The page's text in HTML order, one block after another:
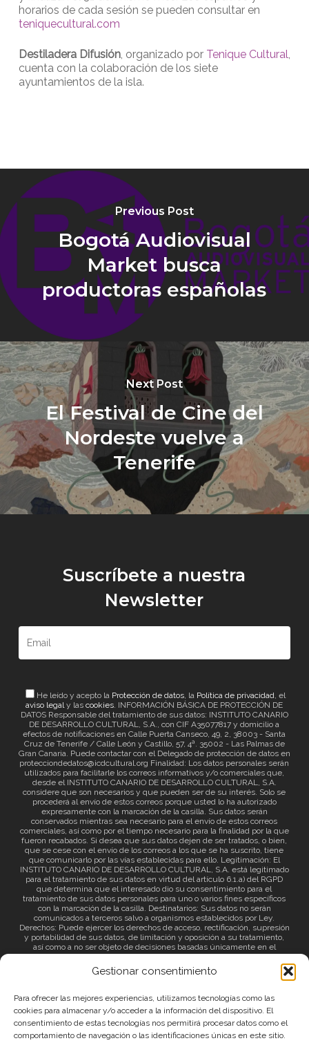
Gestionar consentimiento
Para ofrecer las mejores experiencias, utilizamos tecnologías como las
cookies para almacenar y/o acceder a la información del dispositivo. El
consentimiento de estas tecnologías nos permitirá procesar datos como el
comportamiento de navegación o las identificaciones únicas en este sitio.
horarios de cada sesión se pueden consultar en
teniquecultural.com
Destiladera Difusión, organizado por Tenique Cultural,
cuenta con la colaboración de los siete
ayuntamientos de la isla.
Previous Post
Bogotá Audiovisual
Market busca
productoras españolas
Next Post
El Festival de Cine del
Nordeste vuelve a
Tenerife
Suscríbete a nuestra
Newsletter
He leído y acepto la Protección de datos, la Política de privacidad, el
aviso legaly lascookies. INFORMACIÓN BÁSICA DE PROTECCIÓN DE
DATOS Responsable del tratamiento de sus datos: INSTITUTO CANARIO
DE DESARROLLO CULTURAL, S.A., con CIF A35077817 y domicilio a
efectos de notificaciones en Calle Puerta Canseco, 49, 2, 38003 - Santa
Cruz de Tenerife / Calle León y Castillo, 57, 4ª. 35002 - Las Palmas de
Gran Canaria. Puede contactar con el Delegado de protección de datos en
protecciondedatos@icdcultural.org Finalidad: Los datos personales serán
utilizados para facilitarle los correos informativos y/o comerciales que,
desde el INSTITUTO CANARIO DE DESARROLLO CULTURAL, S.A.
considere que son necesarios y que pueden ser de su interés. Solo se
procederá al envío de estos correos porque usted lo ha autorizado
expresamente con la marcación de la casilla. Sus datos serán
conservados mientras sea necesario para el envío de estos correos
comerciales, así como por el tiempo necesario para la finalidad por la que
fueron recabados. Si desea que sus datos dejen de ser tratados, o bien,
que se cese con el envío de los correos a los que se ha suscrito, tiene
que comunicarlo por las vías establecidas para ello. Legitimación: El
INSTITUTO CANARIO DE DESARROLLO CULTURAL, S.A. está legitimado
para el tratamiento de sus datos en virtud del artículo 6.1.a) del RGPD
que determina que el interesado dio su consentimiento para el
tratamiento de sus datos personales para uno o varios fines específicos
con la marcación de la casilla. Destinatarios: Sus datos no serán
comunicados a terceros salvo a organismos establecidos por Ley.
Derechos: Puede ejercer los derechos de acceso, rectificación, supresión
y portabilidad de sus datos, de limitación y oposición a su tratamiento,
así como a no ser objeto de decisiones basadas únicamente en el
tratamiento automatizado de sus datos y revocar el consentimiento
prestado. Información adicional: Puede consultar la información adicional
a través del siguienteenlace.